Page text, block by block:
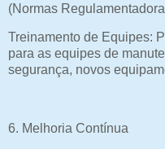
(Normas
Treinamento de Equipes:
para as equipes de
segurança, novos
6. Melhoria Contínua